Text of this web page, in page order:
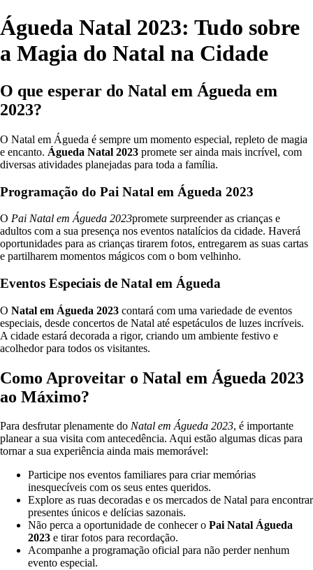
Águeda Natal 2023: Tudo sobre
a Magia do Natal na Cidade
O que esperar do Natal em Águeda em
2023?
O Natal em Águeda é sempre um momento especial, repleto de magia
e encanto. Águeda Natal 2023 promete ser ainda mais incrível, com
diversas atividades planejadas para toda a família.
Programação do Pai Natal em Águeda 2023
O Pai Natal em Águeda 2023promete surpreender as crianças e
adultos com a sua presença nos eventos natalícios da cidade. Haverá
oportunidades para as crianças tirarem fotos, entregarem as suas cartas
e partilharem momentos mágicos com o bom velhinho.
Eventos Especiais de Natal em Águeda
O Natal em Águeda 2023 contará com uma variedade de eventos
especiais, desde concertos de Natal até espetáculos de luzes incríveis.
A cidade estará decorada a rigor, criando um ambiente festivo e
acolhedor para todos os visitantes.
Como Aproveitar o Natal em Águeda 2023
ao Máximo?
Para desfrutar plenamente do Natal em Águeda 2023, é importante
planear a sua visita com antecedência. Aqui estão algumas dicas para
tornar a sua experiência ainda mais memorável:
Participe nos eventos familiares para criar memórias
inesquecíveis com os seus entes queridos.
Explore as ruas decoradas e os mercados de Natal para encontrar
presentes únicos e delícias sazonais.
Não perca a oportunidade de conhecer o Pai Natal Águeda
2023 e tirar fotos para recordação.
Acompanhe a programação oficial para não perder nenhum
evento especial.